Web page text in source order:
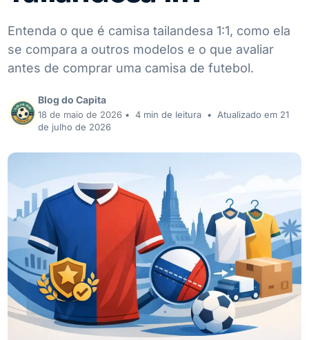
Entenda o que é camisa tailandesa 1:1, como ela
se compara a outros modelos e o que avaliar
antes de comprar uma camisa de futebol.
Blog do Capita
18 de maio de 2026 • 4 min de leitura •
Atualizado em 21
de julho de 2026